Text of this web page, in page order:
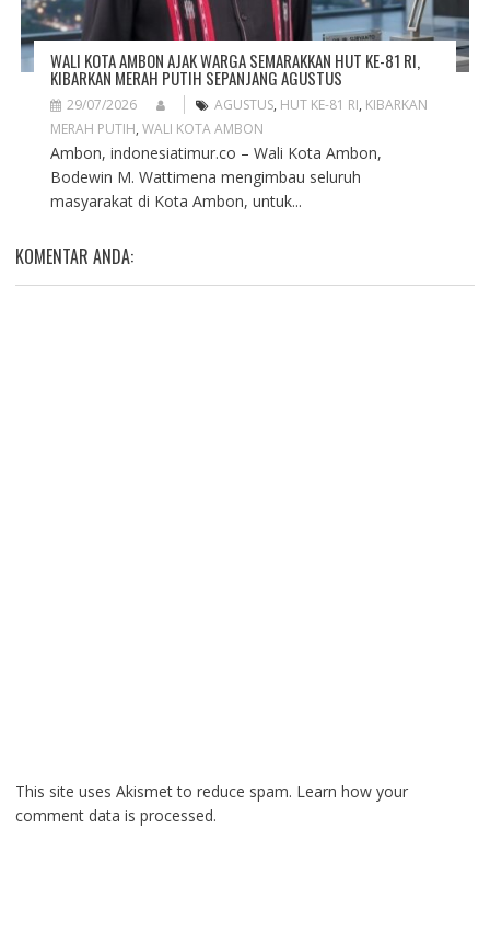
WALI KOTA AMBON AJAK WARGA SEMARAKKAN HUT KE-81 RI,
KIBARKAN MERAH PUTIH SEPANJANG AGUSTUS
29/07/2026 AGUSTUS, HUT KE-81 RI, KIBARKAN
MERAH PUTIH, WALI KOTA AMBON
Ambon, indonesiatimur.co – Wali Kota Ambon,
Bodewin M. Wattimena mengimbau seluruh
masyarakat di Kota Ambon, untuk...
KOMENTAR ANDA:
This site uses Akismet to reduce spam. Learn how your
comment data is processed.